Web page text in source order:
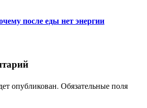
после еды нет энергии
опубликован. Обязательные поля